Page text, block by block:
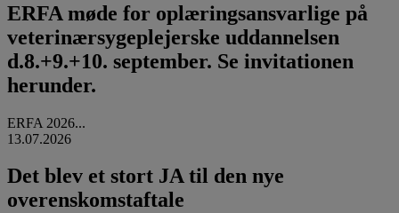
ERFA møde for oplæringsansvarlige på
veterinærsygeplejerske uddannelsen
d.8.+9.+10. september. Se invitationen
herunder.
ERFA 2026...
13.07.2026
Det blev et stort JA til den nye
overenskomstaftale